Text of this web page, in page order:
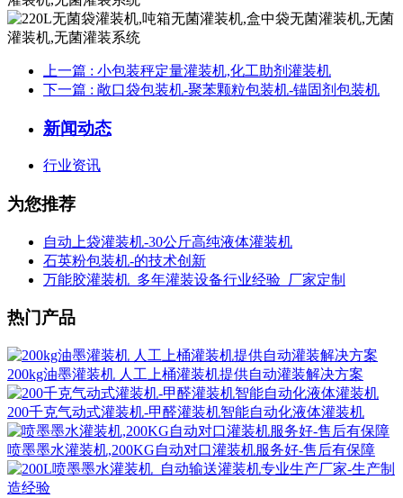
上一篇 : 小包装秤定量灌装机,化工助剂灌装机
下一篇 : 敞口袋包装机-聚苯颗粒包装机-锚固剂包装机
新闻动态
行业资讯
为您推荐
自动上袋灌装机-30公斤高纯液体灌装机
石英粉包装机-的技术创新
万能胶灌装机_多年灌装设备行业经验_厂家定制
热门产品
200kg油墨灌装机 人工上桶灌装机提供自动灌装解决方案
200千克气动式灌装机-甲醛灌装机智能自动化液体灌装机
喷墨墨水灌装机,200KG自动对口灌装机服务好-售后有保障